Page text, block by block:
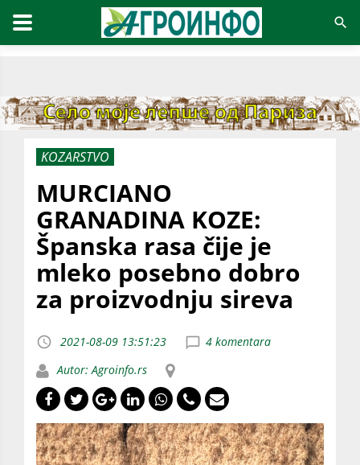
KOZARSTVO
MURCIANO
GRANADINA KOZE:
Španska rasa čije je
mleko posebno dobro
za proizvodnju sireva
2021-08-09 13:51:23
4 komentara
Autor: Agroinfo.rs